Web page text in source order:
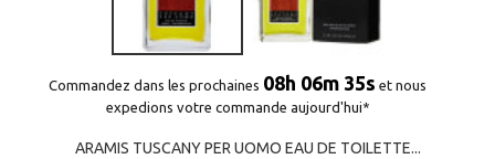
Commandez dans les prochaines 08h 06m 35s et nous
expedions votre commande aujourd'hui*
ARAMIS TUSCANY PER UOMO EAU DE TOILETTE...